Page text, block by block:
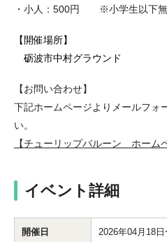
・小人：500円 ※小学生以下
【開催場所】
砺波市中村グラウンド
【お問い合わせ】
下記ホームページよりメールフォ
い。
【チューリップバルーン ホーム
イベント詳細
開催日 2026年04月18